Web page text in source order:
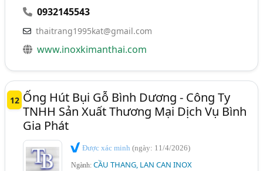
0932145543
thaitrang1995kat@gmail.com
www.inoxkimanthai.com
12 Ống Hút Bụi Gỗ Bình Dương - Công Ty
TNHH Sản Xuất Thương Mại Dịch Vụ Bình
Gia Phát
Được xác minh(ngày: 11/4/2026)
Ngành:CẦU THANG, LAN CAN INOX